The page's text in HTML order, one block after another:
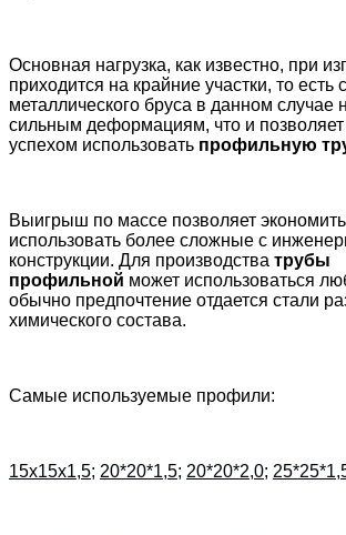
Основная нагрузка, как известно, при
приходится на крайние участки, то есть
металлического бруса в данном случае
сильным деформациям, что и
успехом использовать профильную
Выигрыш по массе позволяет
использовать более сложные с
конструкции. Для производства трубы
профильной может использоваться
обычно предпочтение отдается стали
химического состава.
Самые используемые профили:
15х15х1,5; 20*20*1,5; 20*20*2,0;